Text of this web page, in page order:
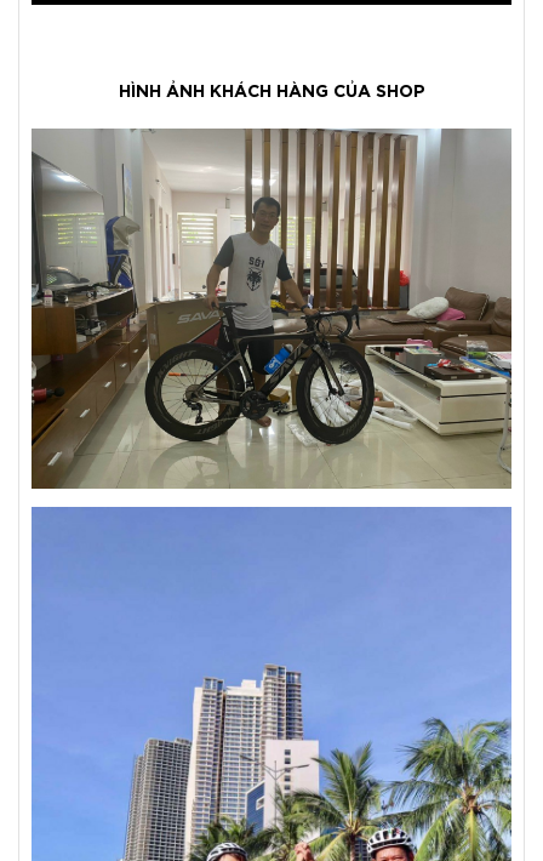
HÌNH ẢNH KHÁCH HÀNG CỦA SHOP